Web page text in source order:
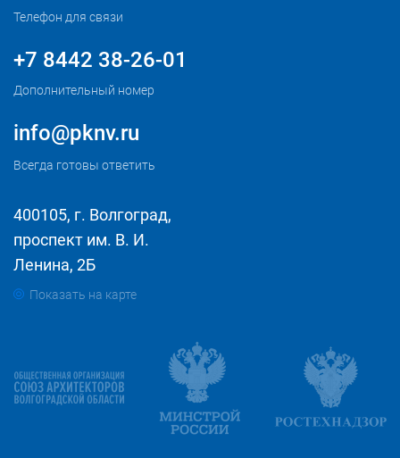
Телефон для связи
+7 8442 38-26-01
Дополнительный номер
info@pknv.ru
Всегда готовы ответить
400105, г. Волгоград,
проспект им. В. И.
Ленина, 2Б
Показать на карте